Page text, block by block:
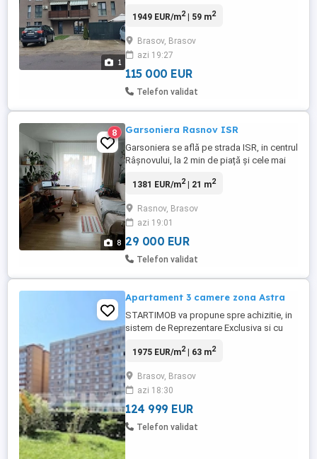
1
1,7mp pe 1,8mp si dormitor mare cu
camere. Centrală termica proprie cu
căldură prin pardoseală. Etaj 2 din 3 ,situat
pe mijloc cu economie la intretinere. ...
1949 EUR/m2| 59 m2
Brasov, Brasov
azi 19:27
115 000 EUR
Telefon validat
8
8 Garsoniera Rasnov ISR
Garsoniera se află pe strada ISR, in centrul
Râșnovului, la 2 min de piață și cele mai
Sergiana. Se vinde mobilata și utilată, are
de energie. Încălzirea se face cu
convector pe gaz. Tel: Accept doar cash
sau ...
1381 EUR/m2| 21 m2
Rasnov, Brasov
azi 19:01
29 000 EUR
Telefon validat
Apartament 3 camere zona Astra
STARTIMOB va propune spre achizitie, in
sistem de Reprezentare Exclusiva si cu
un apartament cu trei camere si doua bai
de pe Calea Bucuresti si construit in 1983 .
Apartamentul are o structura
decomandata si o suprafata ...
1975 EUR/m2| 63 m2
Brasov, Brasov
azi 18:30
124 999 EUR
Telefon validat